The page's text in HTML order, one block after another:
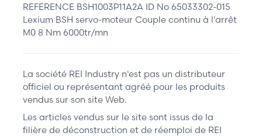
REFERENCE BSH1003P11A2A ID No 65033302-015
Lexium BSH servo-moteur Couple continu à l'arrêt
M0 8 Nm 6000tr/mn
La société REI Industry n'est pas un distributeur
officiel ou représentant agréé pour les produits
vendus sur son site Web.
Les articles vendus sur le site sont issus de la
filière de déconstruction et de réemploi de REI